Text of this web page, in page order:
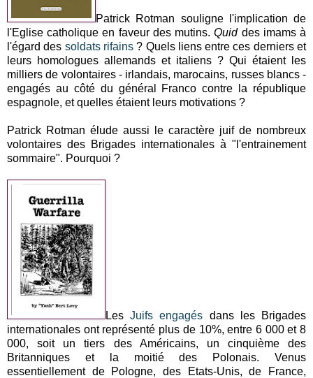
Patrick Rotman souligne l'implication de
l'Eglise catholique en faveur des mutins.Quid des imams à
l'égard des soldats rifains? Quels liens entre ces derniers et
leurs homologues allemands et italiens ? Qui étaient les
milliers de volontaires - irlandais, marocains, russes blancs -
engagés au côté du général Franco contre la république
espagnole, et quelles étaient leurs motivations ?
Patrick Rotman élude aussi le caractère juif de nombreux
volontaires des Brigades internationales à "l'entrainement
sommaire". Pourquoi ?
LesJuifs engagés dans les Brigades
internationales ont représenté plus de 10%, entre 6 000 et 8
000, soit un tiers des Américains, un cinquième des
Britanniques et la moitié des Polonais. Venus
essentiellement de Pologne, des Etats-Unis, de France,